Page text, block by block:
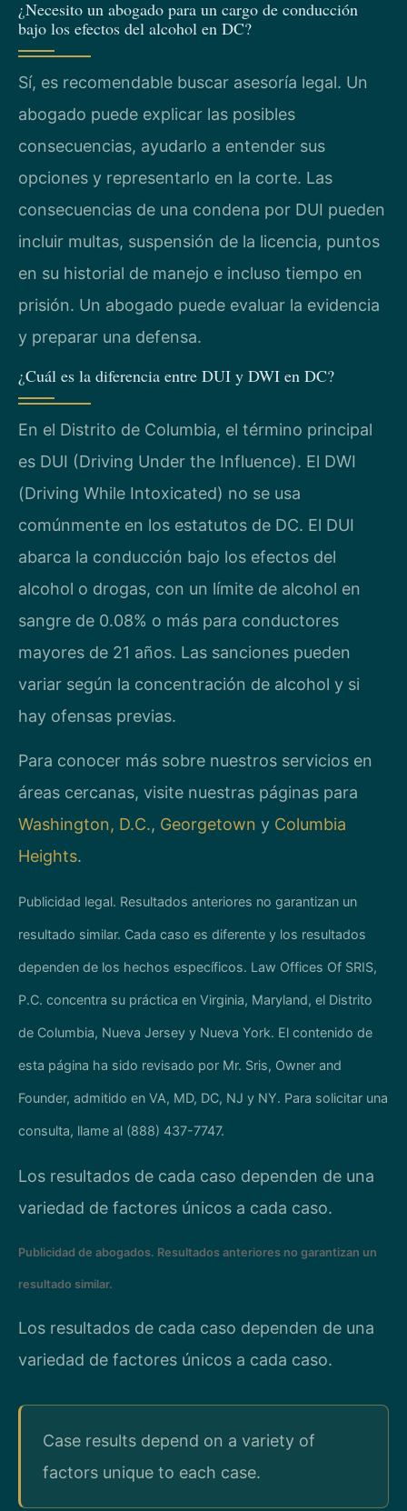
¿Necesito un abogado para un cargo de conducción
bajo los efectos del alcohol en DC?
Sí, es recomendable buscar asesoría legal. Un
abogado puede explicar las posibles
consecuencias, ayudarlo a entender sus
opciones y representarlo en la corte. Las
consecuencias de una condena por DUI pueden
incluir multas, suspensión de la licencia, puntos
en su historial de manejo e incluso tiempo en
prisión. Un abogado puede evaluar la evidencia
y preparar una defensa.
¿Cuál es la diferencia entre DUI y DWI en DC?
En el Distrito de Columbia, el término principal
es DUI (Driving Under the Influence). El DWI
(Driving While Intoxicated) no se usa
comúnmente en los estatutos de DC. El DUI
abarca la conducción bajo los efectos del
alcohol o drogas, con un límite de alcohol en
sangre de 0.08% o más para conductores
mayores de 21 años. Las sanciones pueden
variar según la concentración de alcohol y si
hay ofensas previas.
Para conocer más sobre nuestros servicios en
áreas cercanas, visite nuestras páginas para
Washington, D.C., Georgetown y Columbia
Heights.
Publicidad legal. Resultados anteriores no garantizan un
resultado similar. Cada caso es diferente y los resultados
dependen de los hechos específicos. Law Offices Of SRIS,
P.C. concentra su práctica en Virginia, Maryland, el Distrito
de Columbia, Nueva Jersey y Nueva York. El contenido de
esta página ha sido revisado por Mr. Sris, Owner and
Founder, admitido en VA, MD, DC, NJ y NY. Para solicitar una
consulta, llame al (888) 437-7747.
Los resultados de cada caso dependen de una
variedad de factores únicos a cada caso.
Publicidad de abogados. Resultados anteriores no garantizan un
resultado similar.
Los resultados de cada caso dependen de una
variedad de factores únicos a cada caso.
Case results depend on a variety of
factors unique to each case.